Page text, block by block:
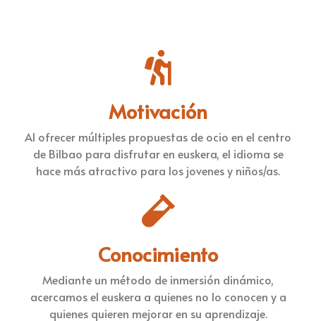
Motivación
Al ofrecer múltiples propuestas de ocio en el centro
de Bilbao para disfrutar en euskera, el idioma se
hace más atractivo para los jovenes y niños/as.
Conocimiento
Mediante un método de inmersión dinámico,
acercamos el euskera a quienes no lo conocen y a
quienes quieren mejorar en su aprendizaje.